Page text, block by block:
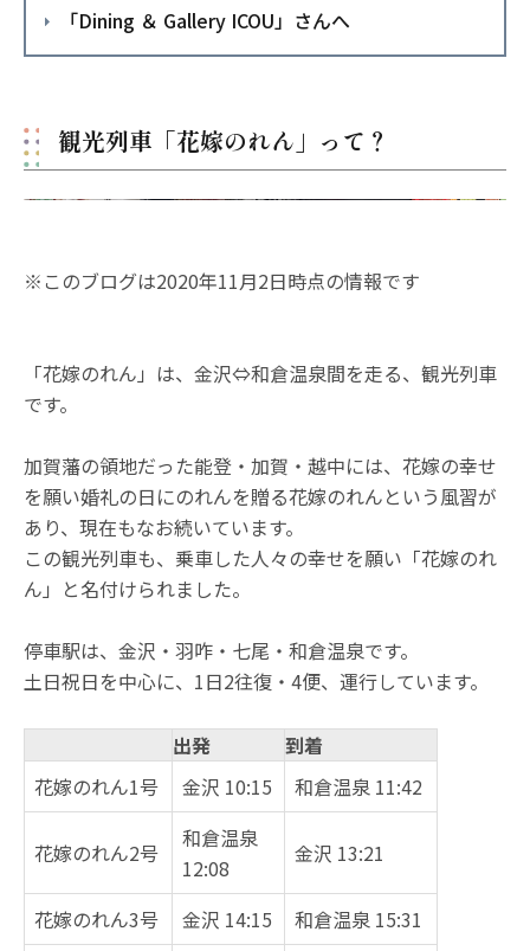
「Dining ＆ Gallery ICOU」さんへ
観光列車「花嫁のれん」って？
※このブログは2020年11月2日時点の情報です
「花嫁のれん」は、金沢⇔和倉温泉間を走る、観光列車
です。
加賀藩の領地だった能登・加賀・越中には、花嫁の幸せ
を願い婚礼の日にのれんを贈る花嫁のれんという風習が
あり、現在もなお続いています。
この観光列車も、乗車した人々の幸せを願い「花嫁のれ
ん」と名付けられました。
停車駅は、金沢・羽咋・七尾・和倉温泉です。
土日祝日を中心に、1日2往復・4便、運行しています。
出発
到着
花嫁のれん1号
金沢 10:15 和倉温泉 11:42
花嫁のれん2号
和倉温泉
12:08
金沢 13:21
花嫁のれん3号 金沢 14:15 和倉温泉 15:31